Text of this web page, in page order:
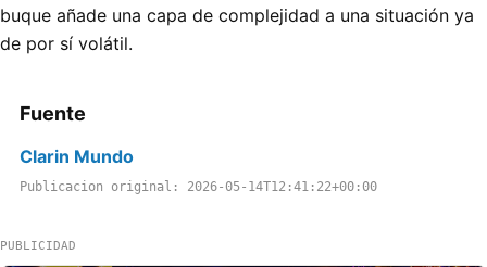
buque añade una capa de complejidad a una situación ya
de por sí volátil.
Fuente
Clarin Mundo
Publicacion original: 2026-05-14T12:41:22+00:00
PUBLICIDAD